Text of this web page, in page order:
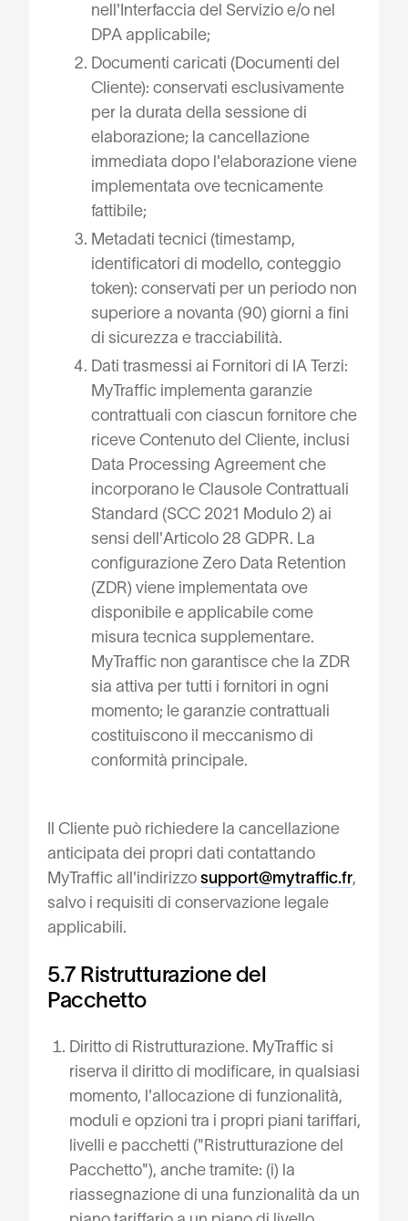
nell'Interfaccia del Servizio e/o nel
DPA applicabile;
Documenti caricati (Documenti del
Cliente): conservati esclusivamente
per la durata della sessione di
elaborazione; la cancellazione
immediata dopo l'elaborazione viene
implementata ove tecnicamente
fattibile;
Metadati tecnici (timestamp,
identificatori di modello, conteggio
token): conservati per un periodo non
superiore a novanta (90) giorni a fini
di sicurezza e tracciabilità.
Dati trasmessi ai Fornitori di IA Terzi:
MyTraffic implementa garanzie
contrattuali con ciascun fornitore che
riceve Contenuto del Cliente, inclusi
Data Processing Agreement che
incorporano le Clausole Contrattuali
Standard (SCC 2021 Modulo 2) ai
sensi dell'Articolo 28 GDPR. La
configurazione Zero Data Retention
(ZDR) viene implementata ove
disponibile e applicabile come
misura tecnica supplementare.
MyTraffic non garantisce che la ZDR
sia attiva per tutti i fornitori in ogni
momento; le garanzie contrattuali
costituiscono il meccanismo di
conformità principale.
Il Cliente può richiedere la cancellazione
anticipata dei propri dati contattando
MyTraffic all'indirizzo support@mytraffic.fr,
salvo i requisiti di conservazione legale
applicabili.
5.7 Ristrutturazione del
Pacchetto
Diritto di Ristrutturazione. MyTraffic si
riserva il diritto di modificare, in qualsiasi
momento, l'allocazione di funzionalità,
moduli e opzioni tra i propri piani tariffari,
livelli e pacchetti ("Ristrutturazione del
Pacchetto"), anche tramite: (i) la
riassegnazione di una funzionalità da un